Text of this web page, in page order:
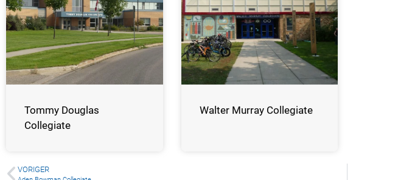
Tommy Douglas
Collegiate
Walter Murray Collegiate
VORIGER